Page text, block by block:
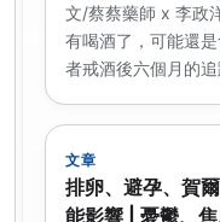
文/蔡蔡藥師 x 李政
有喝酒了，可能還
者戒酒後六個月的
文章
排卵、避孕、賀
能影響 | 憂鬱、